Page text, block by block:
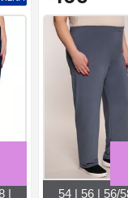
|
54 | 56 | 56/